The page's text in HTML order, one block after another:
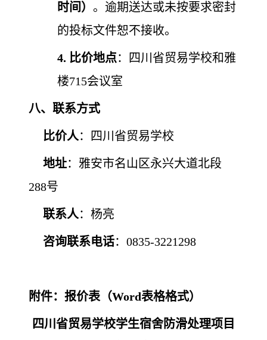
时间） 。逾期送达或未按要求密封
的投标文件恕不接收。
4. 比价地点：四川省贸易学校和雅
楼715会议室
八、联系方式
比价人：四川省贸易学校
地址：雅安市名山区永兴大道北段
288号
联系人：杨亮
咨询联系电话：0835-3221298
附件：报价表（Word表格格式）
四川省贸易学校学生宿舍防滑处理项目